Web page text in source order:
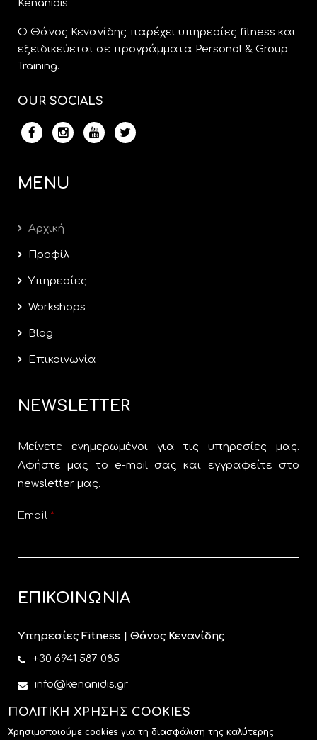
O Θάνος Κενανίδης παρέχει υπηρεσίες fitness και
εξειδικεύεται σε προγράμματα Personal & Group
Training.
OUR SOCIALS
MENU
Αρχική
Προφίλ
Υπηρεσίες
Workshops
Blog
Επικοινωνία
NEWSLETTER
Μείνετε ενημερωμένοι για τις υπηρεσίες μας.
Αφήστε μας το e-mail σας και εγγραφείτε στο
newsletter μας.
Email *
This
for testing
whether or
not you are
a human
to prevent
automated
ΕΠΙΚΟΙΝΩΝΙΑ
Υπηρεσίες Fitness | Θάνος Κενανίδης
+30 6941 587 085
info@kenanidis.gr
www.kenanidis.gr
ΠΟΛΙΤΙΚΗ ΧΡΗΣΗΣ COOKIES
Χρησιμοποιούμε cookies για τη διασφάλιση της καλύτερης